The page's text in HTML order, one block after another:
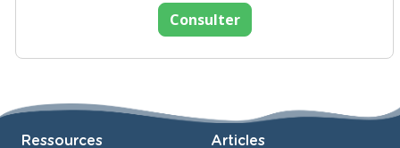
Consulter
Ressources Articles